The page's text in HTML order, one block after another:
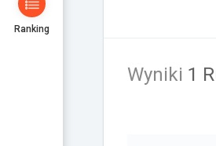
Ranking
Wyniki 1